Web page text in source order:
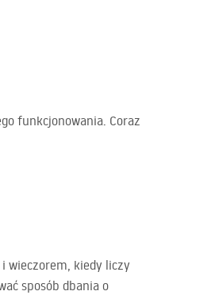
funkcjonowania. Coraz
wieczorem, kiedy liczy
sposób dbania o